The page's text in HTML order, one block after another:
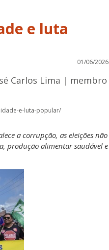
e luta
01/06/2026
Carlos Lima | membro
e-luta-popular/
a corrupção, as eleições não
produção alimentar saudável e